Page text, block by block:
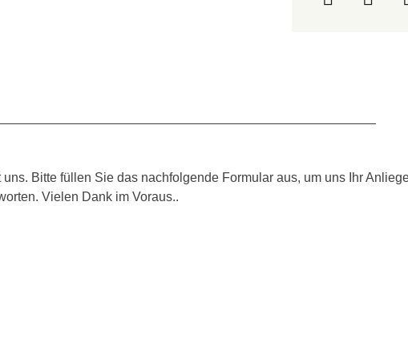
Bitte füllen Sie das nachfolgende Formular aus, um uns Ihr
Vielen Dank im Voraus..